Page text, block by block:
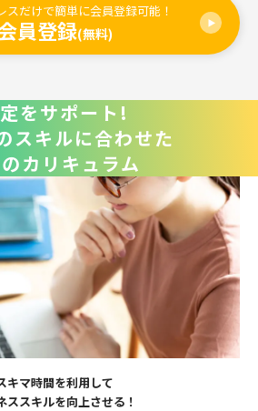
スだけで簡単に会員登録可能！
員登録(無料)
をサポート!
スキルに合わせた
カリキュラム
キマ時間を利用して
ススキルを向上させる！